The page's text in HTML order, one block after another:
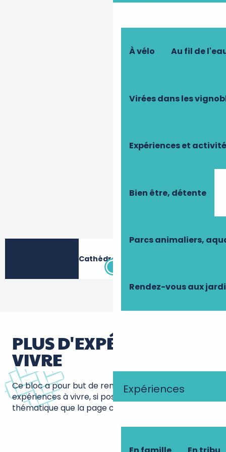
À vélo Au fil de
Virées dans les
Expériences et
Bien être, détente
Parcs animaliers,
Rendez-vous aux
Expériences
Cathédrale Saint-Gatien
PLUS D'EXPÉRIENCES À
VIVRE
Ce bloc a pour but de remonter d’autres
expériences à vivre, si possible sur la même
thématique que la page courante